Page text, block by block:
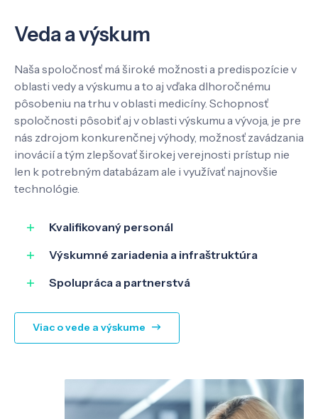
Know-how
O nás
Veda a výskum
Naša spoločnosť má široké možnosti a predispozície v
oblasti vedy a výskumu a to aj vďaka dlhoročnému
pôsobeniu na trhu v oblasti medicíny. Schopnosť
spoločnosti pôsobiť aj v oblasti výskumu a vývoja, je pre
nás zdrojom konkurenčnej výhody, možnosť zavádzania
inovácií a tým zlepšovať širokej verejnosti prístup nie
len k potrebným databázam ale i využívať najnovšie
technológie.
Kvalifikovaný personál
Výskumné zariadenia a infraštruktúra
Spolupráca a partnerstvá
Viac o vede a výskume